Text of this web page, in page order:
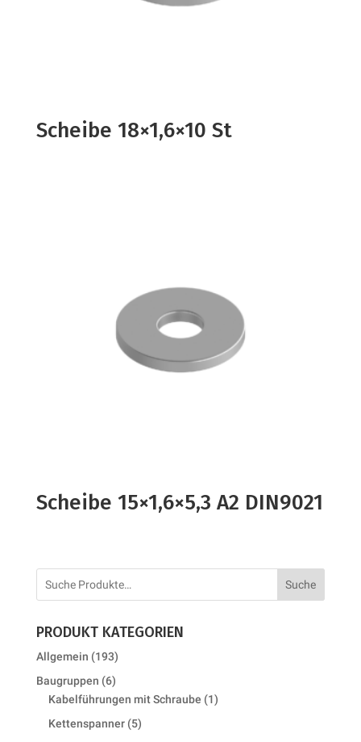
Scheibe 18×1,6×10 St
Scheibe 15×1,6×5,3 A2 DIN9021
Suche
PRODUKT KATEGORIEN
Allgemein 193193
products
Baugruppen 66
products
Kabelführungen mit Schraube 11
Kettenspanner 55